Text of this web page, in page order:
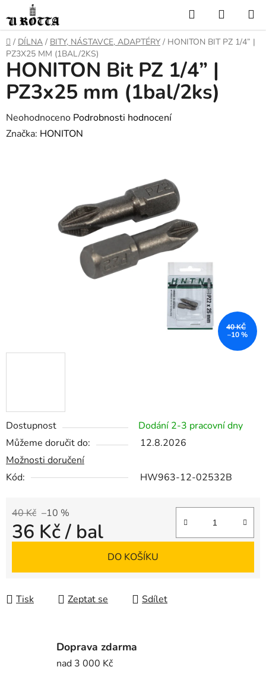
na
obsah
Hledat
KOŠÍK
DOMŮ
/ DÍLNA / BITY, NÁSTAVCE, ADAPTÉRY / HONITON BIT PZ 1/4” |
PZ3X25 MM (1BAL/2KS)
Dostupnost
Dodání 2-3 pracovní dny
Můžeme doručit do:
12.8.2026
Možnosti doručení
Kód:
HW963-12-02532B
40 Kč –10 %
36 Kč/ bal
DO KOŠÍKU
Tisk Zeptat se Sdílet
HONITON Bit PZ 1/4” |
PZ3x25 mm (1bal/2ks)
Průměrné
hodnocení
Neohodnoceno Podrobnosti hodnocení
Značka: HONITON
40 KČ
–10 %
Doprava zdarma
nad 3 000 Kč